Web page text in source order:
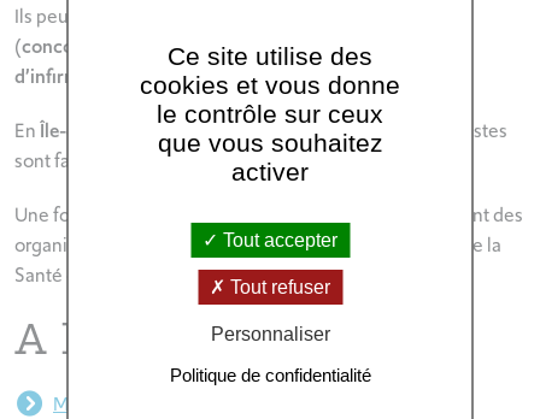
Ils peuvent aussi être admis en postulant aux concours
(concours de reconversion professionnelleet
d’infirmier militaire).
EnÎle-de-France , il y a de nombreuxIFSI/IFAS
dont les listes
sont facilement disponibles en ligne.
Une fois diplômés, les étudiants des
dépendent des
organismes étatiques de la santé comme le ministère de la
Santé ou les centres universitaires.
A lire aussi
Mécénat santé ile de France
Ce site utilise des
cookies et vous donne
le contrôle sur ceux
que vous souhaitez
activer
Tout accepter
Tout refuser
Personnaliser
Politique de confidentialité